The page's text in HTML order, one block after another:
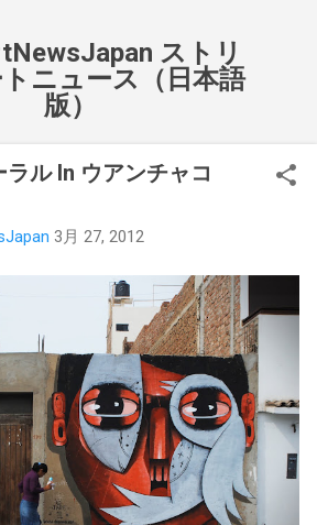
ストリ
ニュース（日本語
版）
ル In ウアンチャコ
3月 27, 2012